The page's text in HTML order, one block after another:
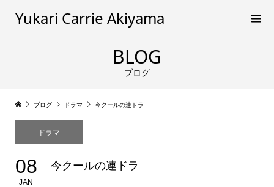
Yukari Carrie Akiyama
BLOG
ブログ
ブログ ドラマ 今クールの連ドラ
ドラマ
08
JAN
今クールの連ドラ